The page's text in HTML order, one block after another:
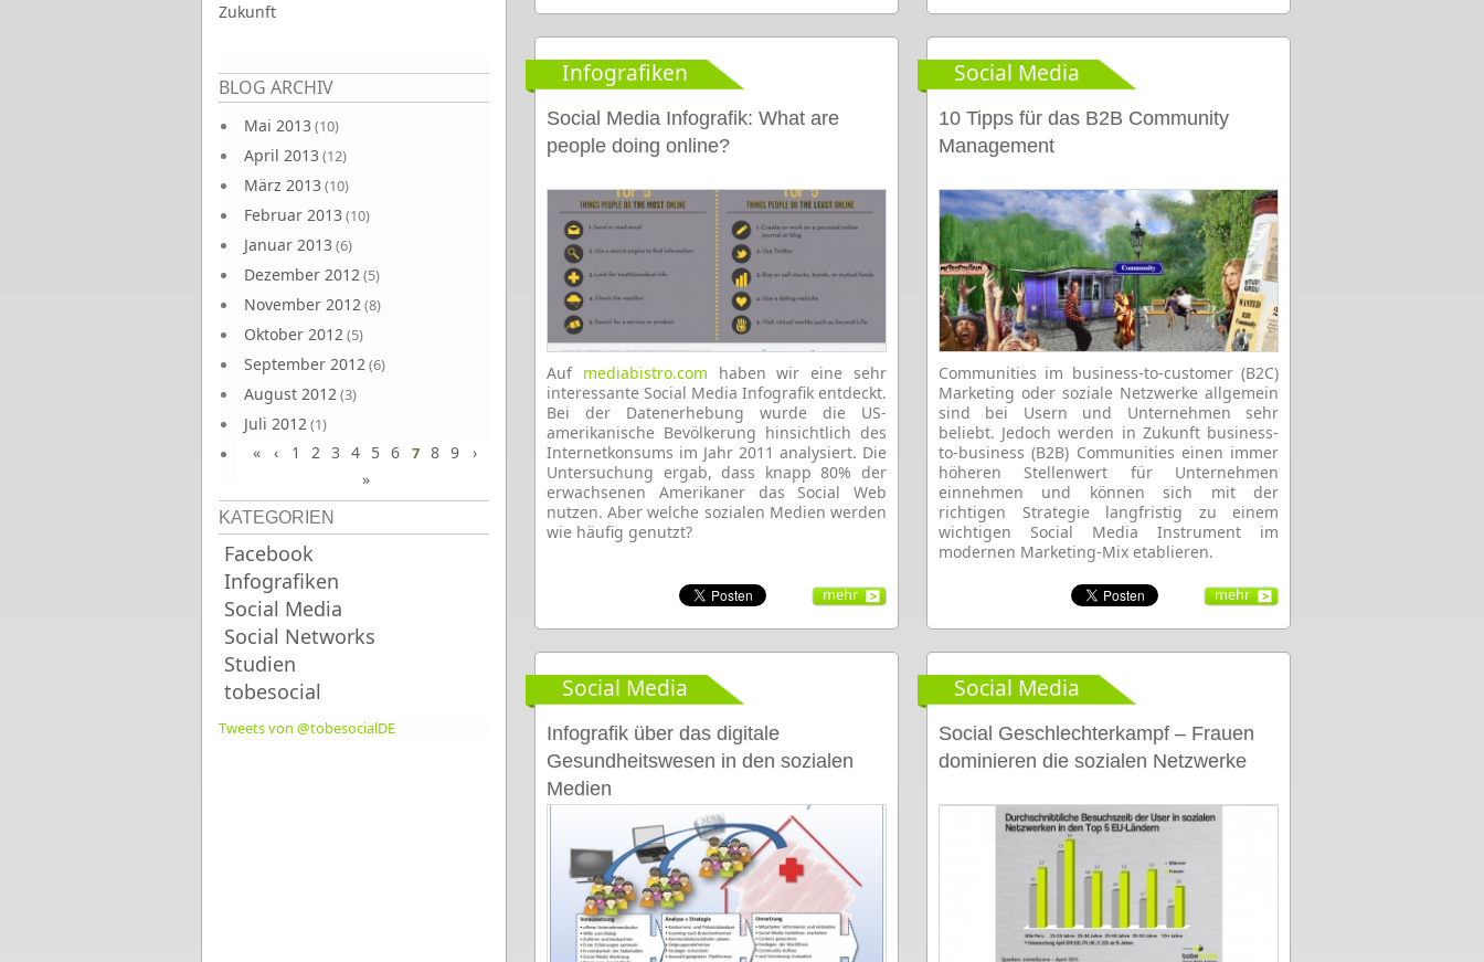
Zukunft
BLOG ARCHIV
Mai 2013 (10)
April 2013 (12)
März 2013 (10)
Februar 2013 (10)
Januar 2013 (6)
Dezember 2012(5)
November 2012(8)
Oktober 2012(5)
September 2012(6)
August 2012(3)
Juli 2012(1)
Juni 2012(4)
Seiten
« ‹ 1 2 3 4 5 6 7 8 9
›
»
KATEGORIEN
Facebook
Infografiken
Social Media
Social Networks
Studien
tobesocial
Tweets von @tobesocialDE
Infografiken
Social Media Infografik: What are
people doing online?
Auf mediabistro.com haben wir eine sehr
interessante Social Media Infografik entdeckt.
Bei der Datenerhebung wurde die US-
amerikanische Bevölkerung hinsichtlich des
Internetkonsums im Jahr 2011 analysiert. Die
Untersuchung ergab, dass knapp 80% der
erwachsenen Amerikaner das Social Web
nutzen. Aber welche sozialen Medien werden
wie häufig genutzt?
mehr
Social Media
10 Tipps für das B2B Community
Management
Communities im business-to-customer (B2C)
Marketing oder soziale Netzwerke allgemein
sind bei Usern und Unternehmen sehr
beliebt. Jedoch werden in Zukunft business-
to-business (B2B) Communities einen immer
höheren Stellenwert für Unternehmen
einnehmen und können sich mit der
richtigen Strategie langfristig zu einem
wichtigen Social Media Instrument im
modernen Marketing-Mix etablieren.
mehr
Social Media
Infografik über das digitale
Gesundheitswesen in den sozialen
Medien
Social Media
Social Geschlechterkampf – Frauen
dominieren die sozialen Netzwerke